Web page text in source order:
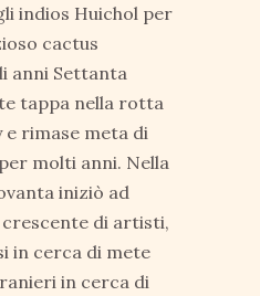
indios Huichol per
cactus
anni Settanta
tappa nella rotta
e rimase meta di
molti anni. Nella
iniziò ad
di artisti,
in cerca di mete
in cerca di